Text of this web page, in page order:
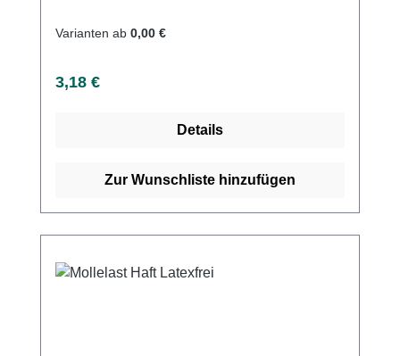
Baumwolle Viskose Polyamiddehnbar
Verkleben mit der Haut Kohäsiv (auf-sich-
Hygienisch, praktisch als Verpackung im
20 Meter auf der Rolle (gedehnt) auf der
Kaufen Sie jetzt Crepp Haftbinden online bei
Varianten ab 0,00 €
Regulärer Preis:
3,18 €
Details
Zur Wunschliste hinzufügen